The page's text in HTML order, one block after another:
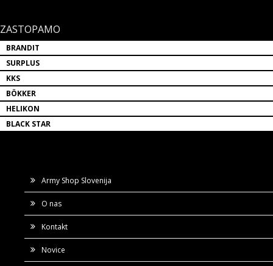
ZASTOPAMO
BRANDIT
SURPLUS
KKS
BÖKKER
HELIKON
BLACK STAR
Army Shop Slovenija
O nas
Kontakt
Novice